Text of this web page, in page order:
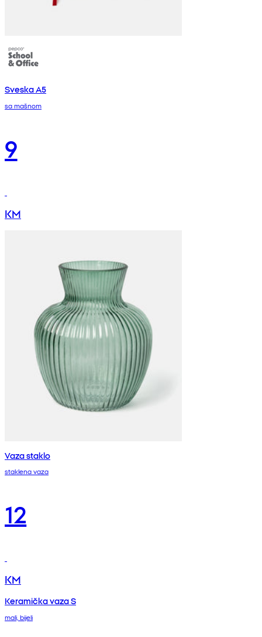
Sveska A5
sa mašnom
9
KM
Vaza staklo
staklena vaza
12
KM
Keramička vaza S
mali, bijeli